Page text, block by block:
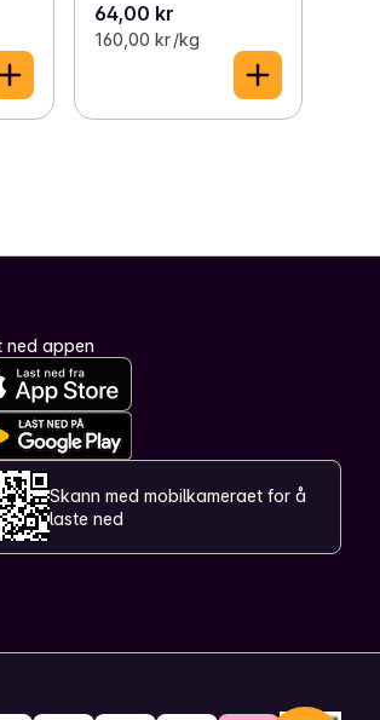
64,00 kr
160,00 kr /kg
ned appen
Skann med mobilkameraet for å
laste ned